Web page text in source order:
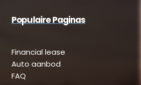
Populaire Paginas
Financial lease
Auto aanbod
FAQ